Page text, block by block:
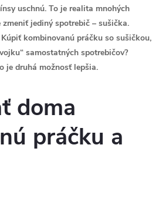
uschnú. To je realita mnohých
jediný spotrebič – sušička.
kombinovanú práčku so sušičkou,
samostatných spotrebičov?
je druhá možnosť lepšia.
doma
práčku a